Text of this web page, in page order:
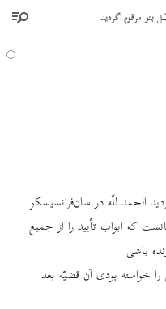
بتو مرقوم گردید
الحمد للّه در سان‌فرانسیسکو
که ابواب تأیید را از جمیع
باشی
خواسته بودی آن قضیّه بعد